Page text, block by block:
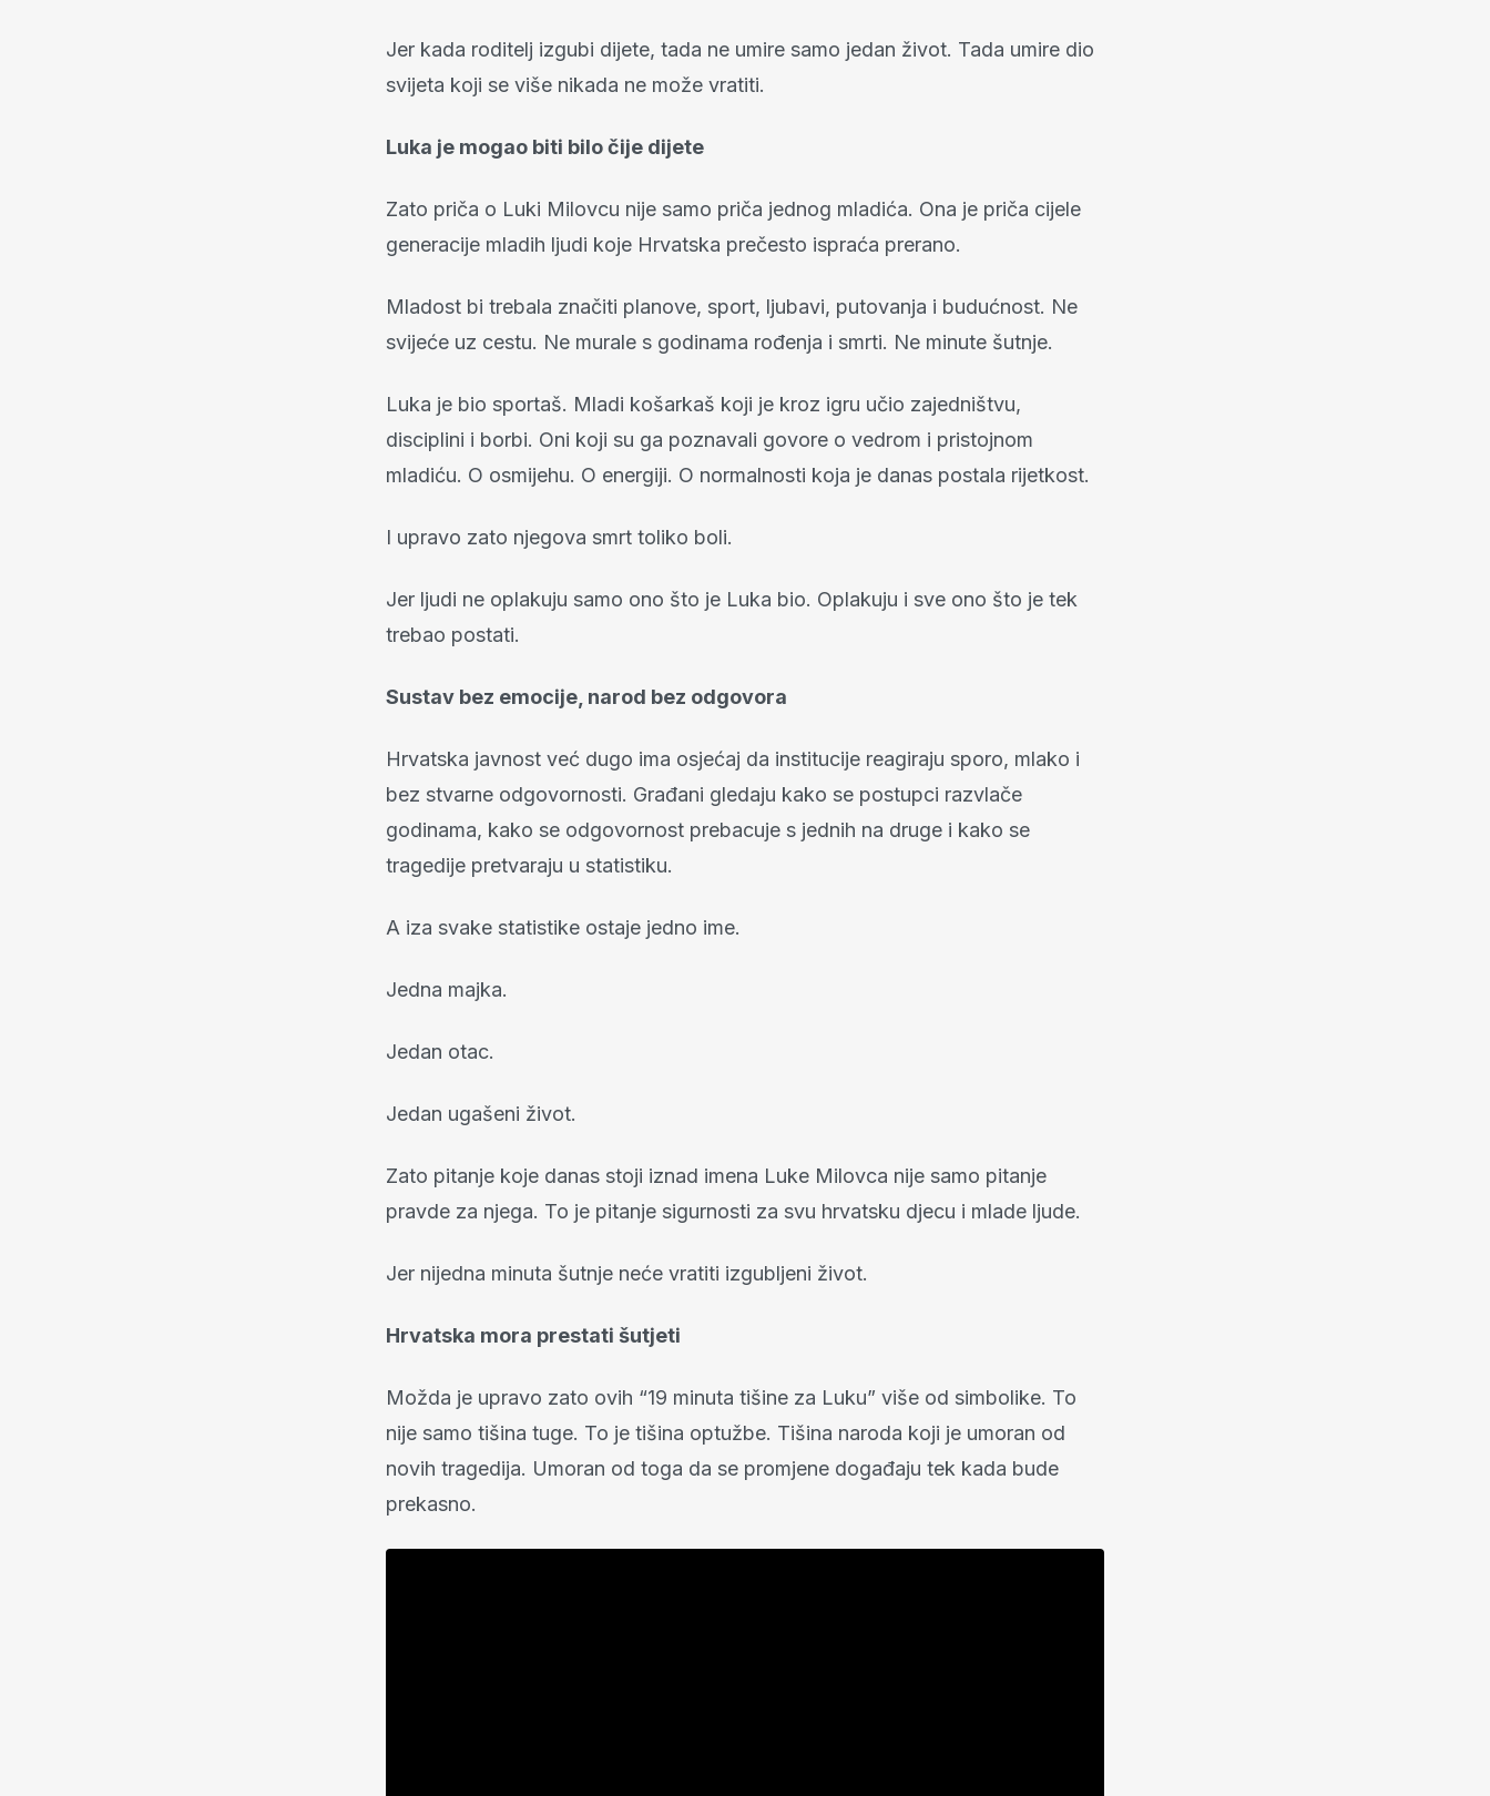
Jer kada roditelj izgubi dijete, tada ne umire samo jedan život. Tada umire dio
svijeta koji se više nikada ne može vratiti.
Luka je mogao biti bilo čije dijete
Zato priča o Luki Milovcu nije samo priča jednog mladića. Ona je priča cijele
generacije mladih ljudi koje Hrvatska prečesto ispraća prerano.
Mladost bi trebala značiti planove, sport, ljubavi, putovanja i budućnost. Ne
svijeće uz cestu. Ne murale s godinama rođenja i smrti. Ne minute šutnje.
Luka je bio sportaš. Mladi košarkaš koji je kroz igru učio zajedništvu,
disciplini i borbi. Oni koji su ga poznavali govore o vedrom i pristojnom
mladiću. O osmijehu. O energiji. O normalnosti koja je danas postala rijetkost.
I upravo zato njegova smrt toliko boli.
Jer ljudi ne oplakuju samo ono što je Luka bio. Oplakuju i sve ono što je tek
trebao postati.
Sustav bez emocije, narod bez odgovora
Hrvatska javnost već dugo ima osjećaj da institucije reagiraju sporo, mlako i
bez stvarne odgovornosti. Građani gledaju kako se postupci razvlače
godinama, kako se odgovornost prebacuje s jednih na druge i kako se
tragedije pretvaraju u statistiku.
A iza svake statistike ostaje jedno ime.
Jedna majka.
Jedan otac.
Jedan ugašeni život.
Zato pitanje koje danas stoji iznad imena Luke Milovca nije samo pitanje
pravde za njega. To je pitanje sigurnosti za svu hrvatsku djecu i mlade ljude.
Jer nijedna minuta šutnje neće vratiti izgubljeni život.
Hrvatska mora prestati šutjeti
Možda je upravo zato ovih “19 minuta tišine za Luku” više od simbolike. To
nije samo tišina tuge. To je tišina optužbe. Tišina naroda koji je umoran od
novih tragedija. Umoran od toga da se promjene događaju tek kada bude
prekasno.